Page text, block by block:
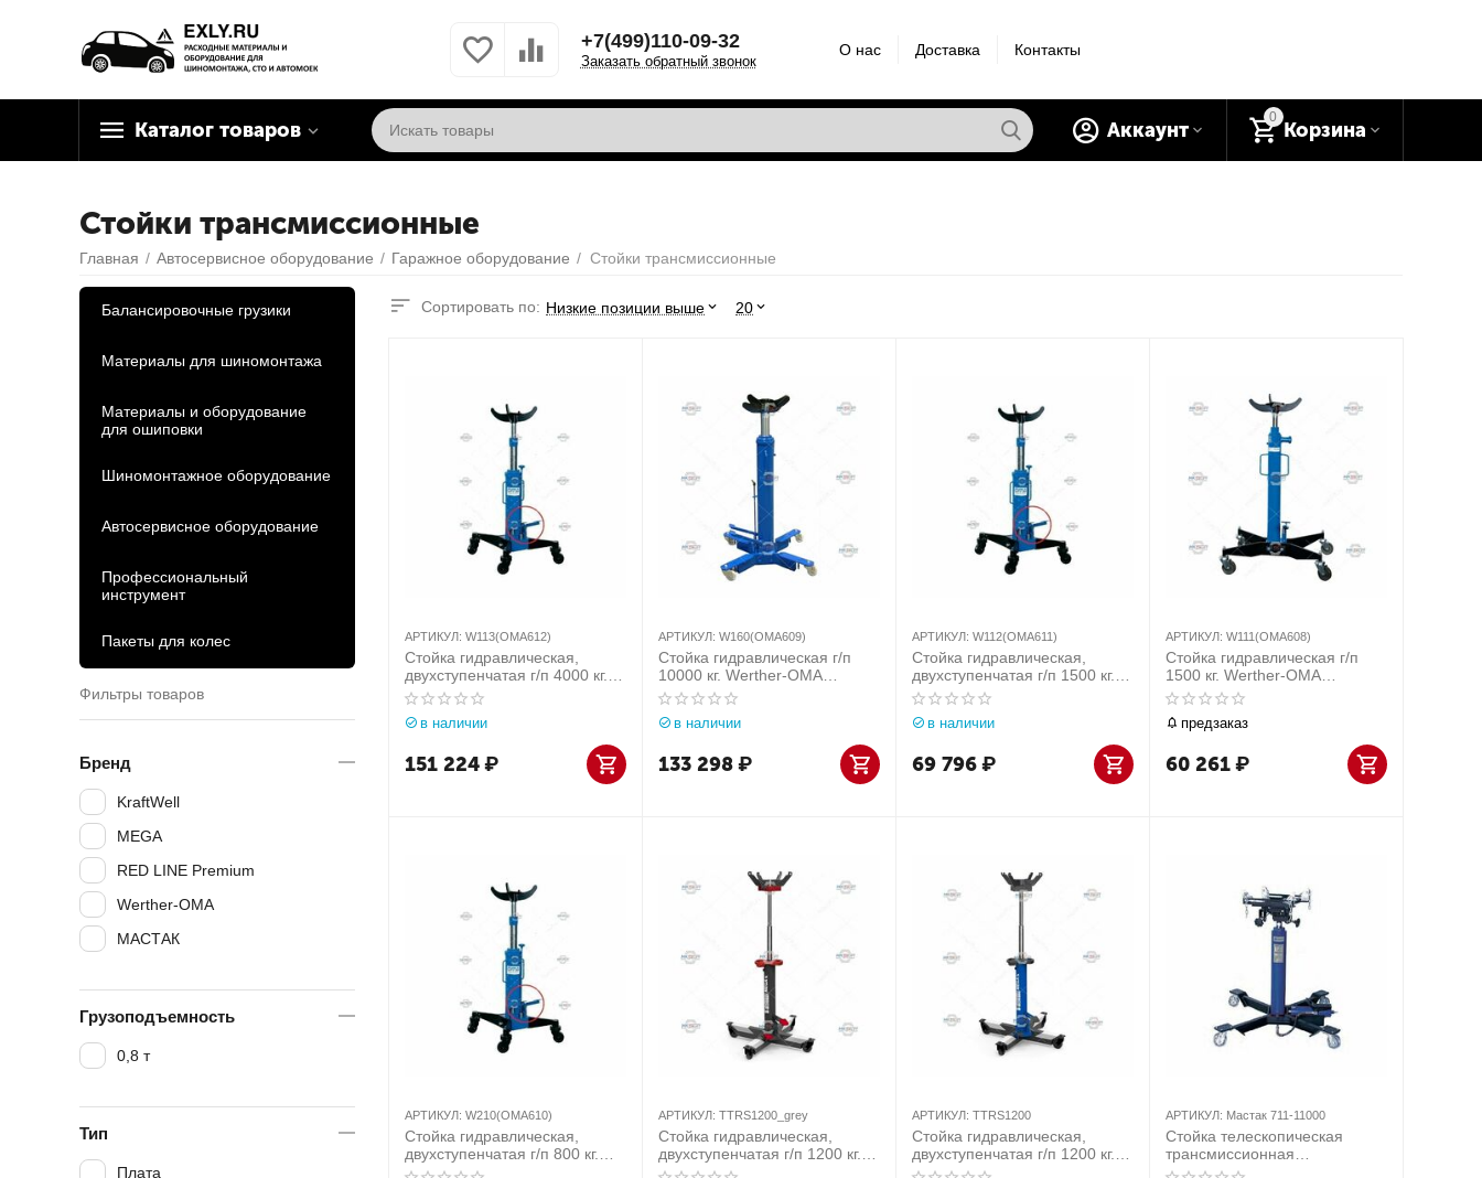
+7(499)110-09-32
Заказать обратный звонок
О нас Доставка Контакты
Каталог товаров
0
Корзина
Аккаунт
Стойки трансмиссионные
Главная / Автосервисное оборудование / Гаражное оборудование / Стойки трансмиссионные
Сортировать по: Низкие позиции выше 20
АРТИКУЛ: W113(OMA612)
Стойка гидравлическая,
двухступенчатая г/п 4000 кг.
Werther-OMA (Италия) арт.
W113(OMA612)
в наличии
151 224₽
АРТИКУЛ: W160(OMA609)
Стойка гидравлическая г/п
10000 кг. Werther-OMA
(Италия) арт. W160(OMA609)
в наличии
133 298₽
АРТИКУЛ: W112(OMA611)
Стойка гидравлическая,
двухступенчатая г/п 1500 кг.
Werther-OMA (Италия) арт.
W112(OMA611)
в наличии
69 796₽
АРТИКУЛ: W111(OMA608)
Стойка гидравлическая г/п
1500 кг. Werther-OMA
(Италия) арт. W111(OMA608)
предзаказ
60 261₽
АРТИКУЛ: W210(OMA610)
Стойка гидравлическая,
двухступенчатая г/п 800 кг.
Werther-OMA (Италия) арт.
АРТИКУЛ: TTRS1200_grey
Стойка гидравлическая,
двухступенчатая г/п 1200 кг.
MEGA (Испания) арт.
АРТИКУЛ: TTRS1200
Стойка гидравлическая,
двухступенчатая г/п 1200 кг.
MEGA (Испания) арт.
АРТИКУЛ: Мастак 711-11000
Стойка телескопическая
трансмиссионная
пневмогидравлическая 1000
Балансировочные грузики
Материалы для шиномонтажа
Материалы и оборудование
для ошиповки
Шиномонтажное оборудование
Автосервисное оборудование
Профессиональный
инструмент
Пакеты для колес
Фильтры товаров
Бренд
KraftWell
MEGA
RED LINE Premium
Werther-OMA
МАСТАК
Грузоподъемность
0,8 т
Тип
Плата